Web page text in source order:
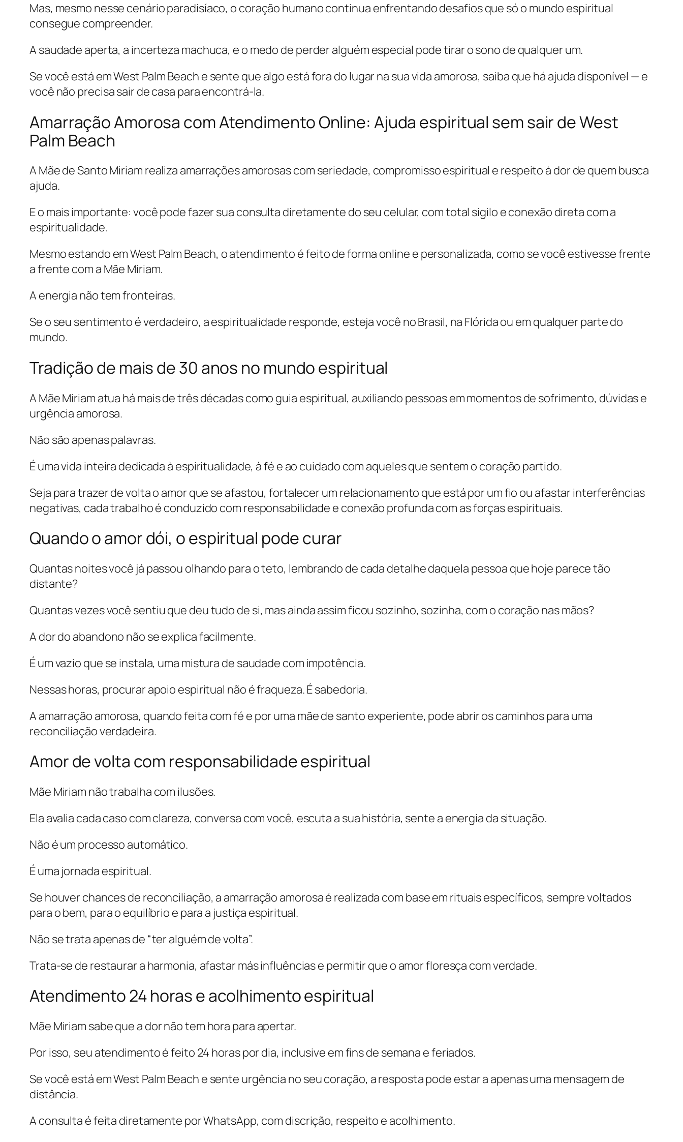
Mas, mesmo nesse cenário paradisíaco, o coração humano continua enfrentando desafios que só o mundo espiritual
consegue compreender.
A saudade aperta, a incerteza machuca, e o medo de perder alguém especial pode tirar o sono de qualquer um.
Se você está em West Palm Beach e sente que algo está fora do lugar na sua vida amorosa, saiba que há ajuda disponível — e
você não precisa sair de casa para encontrá-la.
Amarração Amorosa com Atendimento Online: Ajuda espiritual sem sair de West
Palm Beach
A Mãe de Santo Miriam realiza amarrações amorosas com seriedade, compromisso espiritual e respeito à dor de quem busca
ajuda.
E o mais importante: você pode fazer sua consulta diretamente do seu celular, com total sigilo e conexão direta com a
espiritualidade.
Mesmo estando em West Palm Beach, o atendimento é feito de forma online e personalizada, como se você estivesse frente
a frente com a Mãe Miriam.
A energia não tem fronteiras.
Se o seu sentimento é verdadeiro, a espiritualidade responde, esteja você no Brasil, na Flórida ou em qualquer parte do
mundo.
Tradição de mais de 30 anos no mundo espiritual
A Mãe Miriam atua há mais de três décadas como guia espiritual, auxiliando pessoas em momentos de sofrimento, dúvidas e
urgência amorosa.
Não são apenas palavras.
É uma vida inteira dedicada à espiritualidade, à fé e ao cuidado com aqueles que sentem o coração partido.
Seja para trazer de volta o amor que se afastou, fortalecer um relacionamento que está por um fio ou afastar interferências
negativas, cada trabalho é conduzido com responsabilidade e conexão profunda com as forças espirituais.
Quando o amor dói, o espiritual pode curar
Quantas noites você já passou olhando para o teto, lembrando de cada detalhe daquela pessoa que hoje parece tão
distante?
Quantas vezes você sentiu que deu tudo de si, mas ainda assim ficou sozinho, sozinha, com o coração nas mãos?
A dor do abandono não se explica facilmente.
É um vazio que se instala, uma mistura de saudade com impotência.
Nessas horas, procurar apoio espiritual não é fraqueza. É sabedoria.
A amarração amorosa, quando feita com fé e por uma mãe de santo experiente, pode abrir os caminhos para uma
reconciliação verdadeira.
Amor de volta com responsabilidade espiritual
Mãe Miriam não trabalha com ilusões.
Ela avalia cada caso com clareza, conversa com você, escuta a sua história, sente a energia da situação.
Não é um processo automático.
É uma jornada espiritual.
Se houver chances de reconciliação, a amarração amorosa é realizada com base em rituais específicos, sempre voltados
para o bem, para o equilíbrio e para a justiça espiritual.
Não se trata apenas de “ter alguém de volta”.
Trata-se de restaurar a harmonia, afastar más influências e permitir que o amor floresça com verdade.
Atendimento 24 horas e acolhimento espiritual
Mãe Miriam sabe que a dor não tem hora para apertar.
Por isso, seu atendimento é feito 24 horas por dia, inclusive em fins de semana e feriados.
Se você está em West Palm Beach e sente urgência no seu coração, a resposta pode estar a apenas uma mensagem de
distância.
A consulta é feita diretamente por WhatsApp, com discrição, respeito e acolhimento.